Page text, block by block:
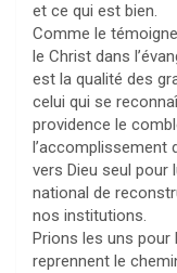
et ce qui est bien.
Comme le
le Christ dans
est la qualité des
celui qui se
providence le
l’accomplissement
vers Dieu seul pour
national de
nos institutions.
Prions les uns
reprennent le